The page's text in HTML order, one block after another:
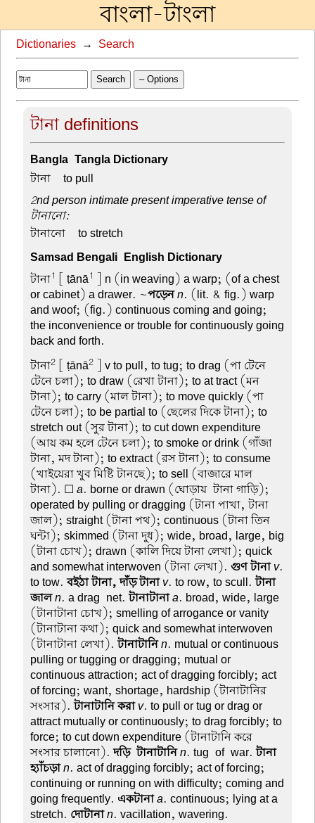
বাংলা-টাংলা
Dictionaries → Search
Search – Options
টানা definitions
Bangla-Tangla Dictionary
টানা –to pull
2nd person intimate present imperative tense of
টানানো:
টানানো –to stretch
Samsad Bengali-English Dictionary
টানা1 [ ṭānā1
] n (in weaving) a warp; (of a chest
or cabinet) a drawer. ~পড়েনn. (lit. & fig.) warp
and woof; (fig.) continuous coming and going;
the inconvenience or trouble for continuously going
back and forth.
টানা2 [ ṭānā2
] v to pull, to tug; to drag (পা টেনে
টেনে চলা); to draw (রেখা টানা); to at tract (মন
টানা); to carry (মাল টানা); to move quickly (পা
টেনে চলা); to be partial to (ছেলের দিকে টানা); to
stretch out (সুর টানা); to cut down expenditure
(আয় কম হলে টেনে চলা); to smoke or drink (গাঁজা
টানা, মদ টানা); to extract (রস টানা); to consume
(খাইয়েরা খুব মিষ্টি টানছে); to sell (বাজারে মাল
টানা). ☐a. borne or drawn (ঘোড়ায়-টানা গাড়ি);
operated by pulling or dragging (টানা পাখা, টানা
জাল); straight (টানা পথ); continuous (টানা তিন
ঘন্টা); skimmed (টানা দুধ); wide, broad, large, big
(টানা চোখ); drawn (কালি দিয়ে টানা লেখা); quick
and somewhat interwoven (টানা লেখা).গুণ টানা v.
to tow.বইঠা টানা, দাঁড় টানা v. to row, to scull.টানা-
জালn. a drag-net.টানাটানাa. broad, wide, large
(টানাটানা চোখ); smelling of arrogance or vanity
(টানাটানা কথা); quick and somewhat interwoven
(টানাটানা লেখা).টানাটানিn. mutual or continuous
pulling or tugging or dragging; mutual or
continuous attraction; act of dragging forcibly; act
of forcing; want, shortage, hardship (টানাটানির
সংসার).টানাটানি করা v. to pull or tug or drag or
attract mutually or continuously; to drag forcibly; to
force; to cut down expenditure (টানাটানি করে
সংসার চালানো).দড়ি-টানাটানিn. tug-of-war.টানা-
হ্যাঁচড়াn. act of dragging forcibly; act of forcing;
continuing or running on with difficulty; coming and
going frequently. একটানাa. continuous; lying at a
stretch. দোটানাn. vacillation, wavering.